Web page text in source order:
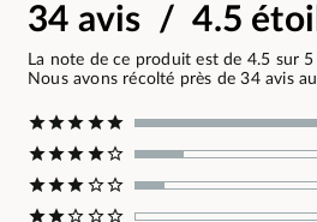
34 avis / 4.5
La note de ce produit est de 4.5 sur 5
Nous avons récolté près de 34 avis